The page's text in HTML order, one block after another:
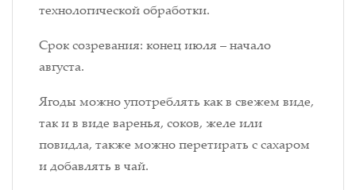
технологической обработки.
Срок созревания: конец июля – начало
августа.
Ягоды можно употреблять как в свежем виде,
так и в виде варенья, соков, желе или
повидла, также можно перетирать с сахаром
и добавлять в чай.